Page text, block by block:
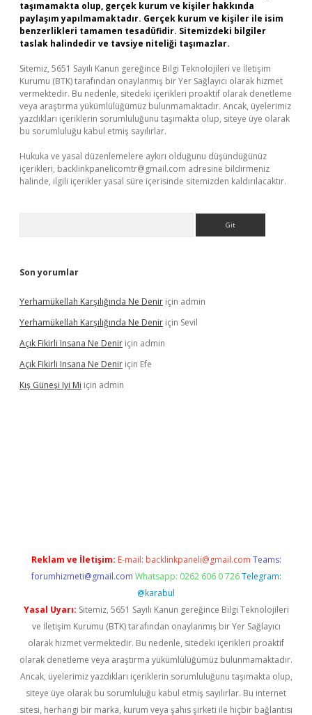
taşımamakta olup, gerçek kurum ve kişiler hakkında
paylaşım yapılmamaktadır. Gerçek kurum ve kişiler ile isim
benzerlikleri tamamen tesadüfidir. Sitemizdeki bilgiler
taslak halindedir ve tavsiye niteliği taşımazlar.
Sitemiz, 5651 Sayılı Kanun gereğince Bilgi Teknolojileri ve İletişim
Kurumu (BTK) tarafından onaylanmış bir Yer Sağlayıcı olarak hizmet
vermektedir. Bu nedenle, sitedeki içerikleri proaktif olarak denetleme
veya araştırma yükümlülüğümüz bulunmamaktadır. Ancak, üyelerimiz
yazdıkları içeriklerin sorumluluğunu taşımakta olup, siteye üye olarak
bu sorumluluğu kabul etmiş sayılırlar.
Hukuka ve yasal düzenlemelere aykırı olduğunu düşündüğünüz
içerikleri, backlinkpanelicomtr@gmail.com adresine bildirmeniz
halinde, ilgili içerikler yasal süre içerisinde sitemizden kaldırılacaktır.
Son yorumlar
Yerhamükellah Karşılığında Ne Denir için admin
Yerhamükellah Karşılığında Ne Denir için Sevil
Açık Fikirli Insana Ne Denir için admin
Açık Fikirli Insana Ne Denir için Efe
Kış Güneşi Iyi Mi için admin
Reklam ve İletişim: E-mail: backlinkpaneli@gmail.com Teams:
forumhizmeti@gmail.com Whatsapp: 0262 606 0 726 Telegram:
@karabul
Yasal Uyarı: Sitemiz, 5651 Sayılı Kanun gereğince Bilgi Teknolojileri
ve İletişim Kurumu (BTK) tarafından onaylanmış bir Yer Sağlayıcı
olarak hizmet vermektedir. Bu nedenle, sitedeki içerikleri proaktif
olarak denetleme veya araştırma yükümlülüğümüz bulunmamaktadır.
Ancak, üyelerimiz yazdıkları içeriklerin sorumluluğunu taşımakta olup,
siteye üye olarak bu sorumluluğu kabul etmiş sayılırlar. Bu internet
sitesi, herhangi bir marka, kurum veya şahıs şirketi ile hiçbir bağlantısı